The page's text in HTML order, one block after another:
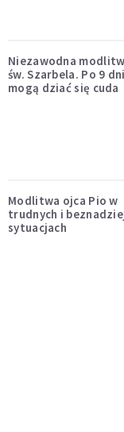
Niezawodna
św. Szarbela. Po 9
mogą dziać się cuda
Modlitwa ojca Pio w
trudnych i
sytuacjach